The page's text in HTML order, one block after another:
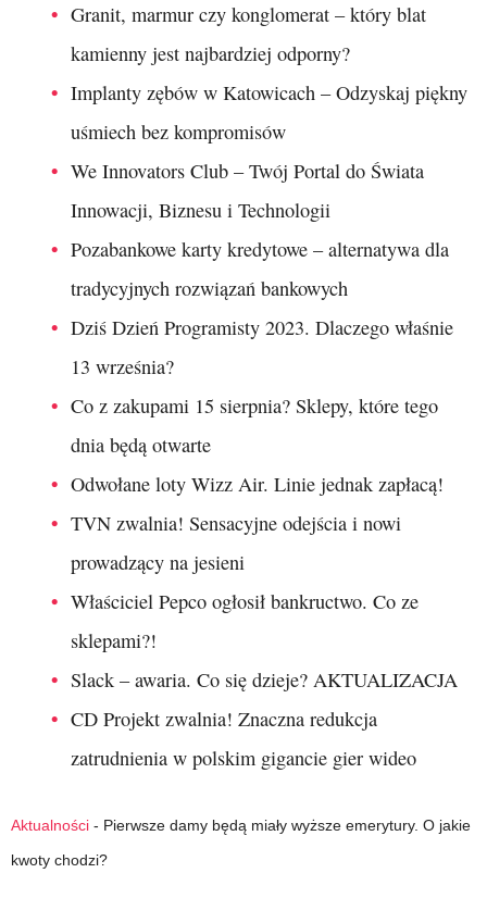
Granit, marmur czy konglomerat – który blat
kamienny jest najbardziej odporny?
Implanty zębów w Katowicach – Odzyskaj piękny
uśmiech bez kompromisów
We Innovators Club – Twój Portal do Świata
Innowacji, Biznesu i Technologii
Pozabankowe karty kredytowe – alternatywa dla
tradycyjnych rozwiązań bankowych
Dziś Dzień Programisty 2023. Dlaczego właśnie
13 września?
Co z zakupami 15 sierpnia? Sklepy, które tego
dnia będą otwarte
Odwołane loty Wizz Air. Linie jednak zapłacą!
TVN zwalnia! Sensacyjne odejścia i nowi
prowadzący na jesieni
Właściciel Pepco ogłosił bankructwo. Co ze
sklepami?!
Slack – awaria. Co się dzieje? AKTUALIZACJA
CD Projekt zwalnia! Znaczna redukcja
zatrudnienia w polskim gigancie gier wideo
Aktualności - Pierwsze damy będą miały wyższe emerytury. O jakie
kwoty chodzi?